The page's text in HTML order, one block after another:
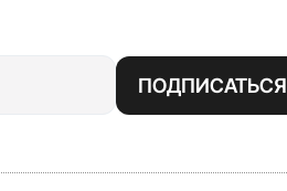
ПОДПИСАТЬСЯ